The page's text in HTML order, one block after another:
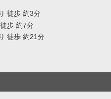
徒歩 約3分
歩 約7分
徒歩 約21分